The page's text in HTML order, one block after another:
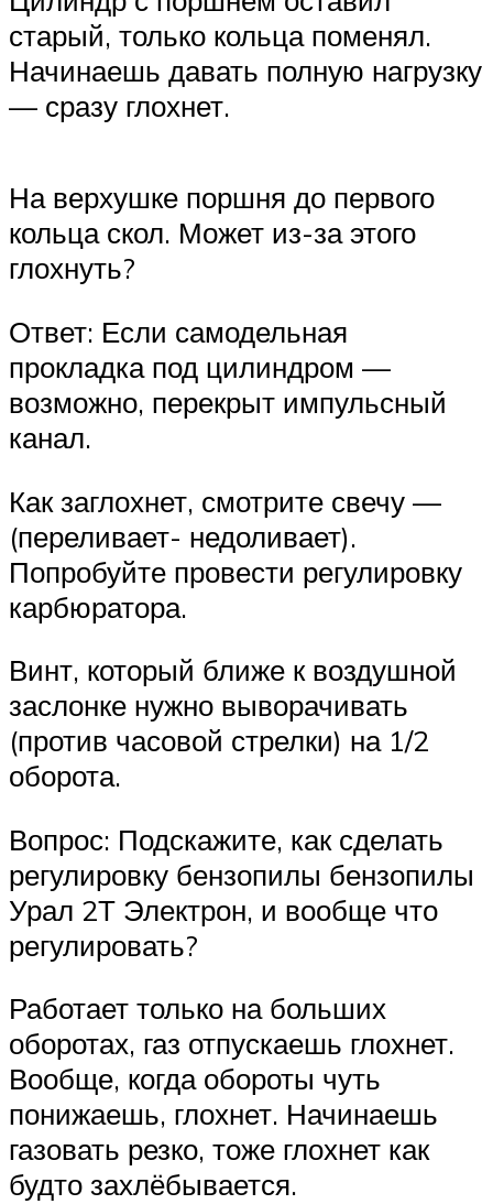
старый, только кольца поменял.
Начинаешь давать полную нагрузку
— сразу глохнет.
На верхушке поршня до первого
кольца скол. Может из-за этого
глохнуть?
Ответ: Если самодельная
прокладка под цилиндром —
возможно, перекрыт импульсный
канал.
Как заглохнет, смотрите свечу —
(переливает- недоливает).
Попробуйте провести регулировку
карбюратора.
Винт, который ближе к воздушной
заслонке нужно выворачивать
(против часовой стрелки) на 1/2
оборота.
Вопрос: Подскажите, как сделать
регулировку бензопилы бензопилы
Урал 2Т Электрон, и вообще что
регулировать?
Работает только на больших
оборотах, газ отпускаешь глохнет.
Вообще, когда обороты чуть
понижаешь, глохнет. Начинаешь
газовать резко, тоже глохнет как
будто захлёбывается.